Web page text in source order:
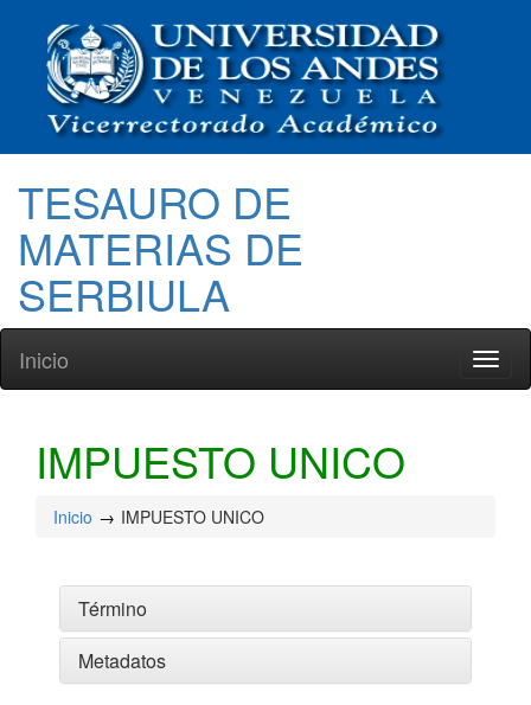
TESAURO DE
MATERIAS DE
SERBIULA
Inicio
IMPUESTO UNICO
Inicio IMPUESTO UNICO
Término
Metadatos